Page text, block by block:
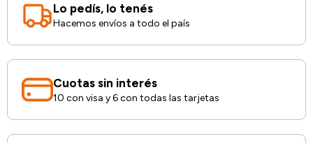
Lo pedís, lo tenés
Hacemos envíos a todo el país
Cuotas sin interés
10 con visa y 6 con todas las tarjetas